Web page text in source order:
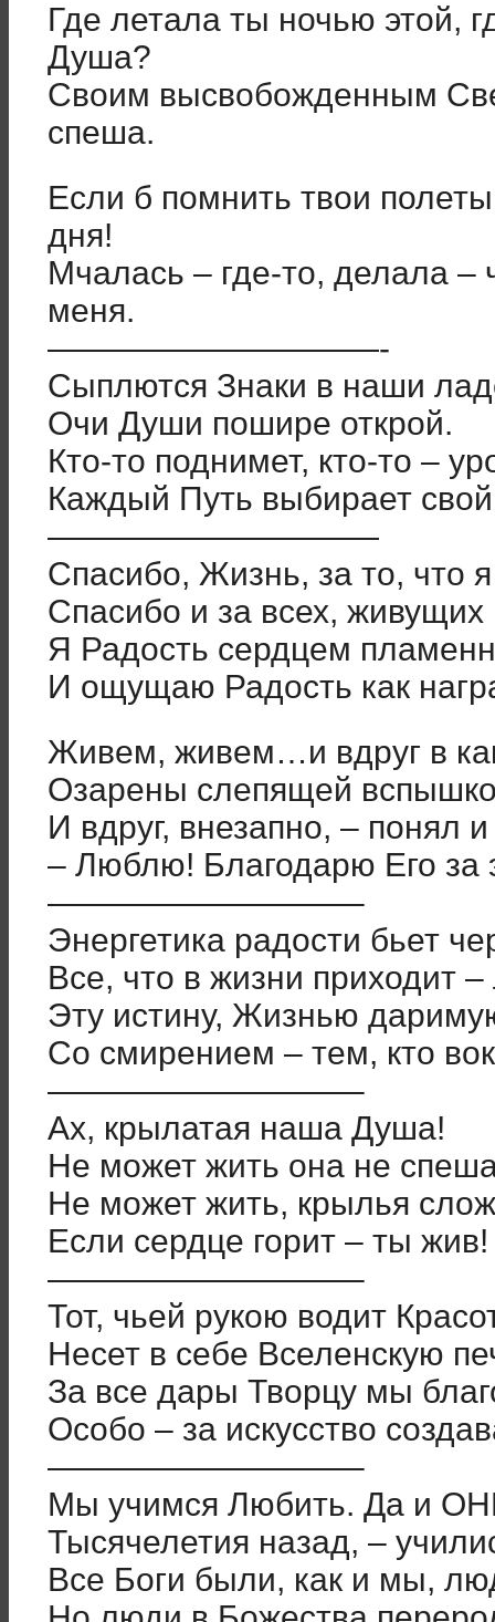
Где летала ты ночью этой,
Душа?
Своим высвобожденным
спеша.
Если б помнить твои
дня!
Мчалась – где-то, делала –
меня.
——————————-
Сыплются Знаки в наши
Очи Души пошире открой.
Кто-то поднимет, кто-то –
Каждый Путь выбирает
——————————
Спасибо, Жизнь, за то, что
Спасибо и за всех,
Я Радость сердцем
И ощущаю Радость как
Живем, живем…и вдруг в
Озарены слепящей
И вдруг, внезапно, – понял и
– Люблю! Благодарю Его за
—————————–
Энергетика радости бьет
Все, что в жизни приходит
Эту истину, Жизнью
Со смирением – тем, кто
—————————–
Ах, крылатая наша Душа!
Не может жить она не
Не может жить, крылья
Если сердце горит – ты жив!
—————————–
Тот, чьей рукою водит
Несет в себе Вселенскую
За все дары Творцу мы
Особо – за искусство
—————————–
Мы учимся Любить. Да и
Тысячелетия назад, –
Все Боги были, как и мы,